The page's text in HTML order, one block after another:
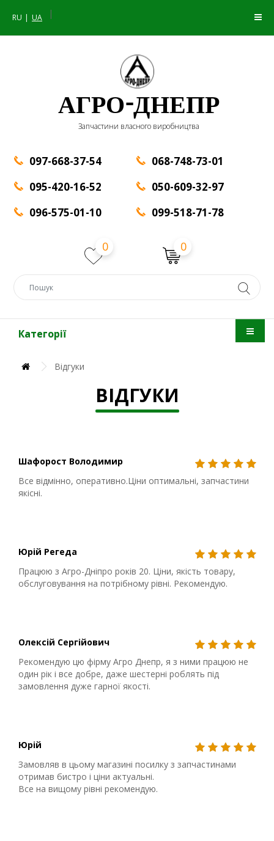
RU UA |
АГРО-ДНЕПР
Запчастини власного виробництва
097-668-37-54
095-420-16-52
096-575-01-10
068-748-73-01
050-609-32-97
099-518-71-78
0 0
Категорії
Відгуки
ВІДГУКИ
Шафорост Володимир
Все відмінно, оперативно.Ціни оптимальні, запчастини
якісні.
Юрій Регеда
Працюю з Агро-Дніпро років 20. Ціни, якість товару,
обслуговування на потрібному рівні. Рекомендую.
Олексій Сергійович
Рекомендую цю фірму Агро Днепр, я з ними працюю не
один рік і все добре, даже шестерні роблять під
замовлення дуже гарної якості.
Юрій
Замовляв в цьому магазині посилку з запчастинами
отримав бистро і ціни актуальні.
Все на вищому рівні рекомендую.